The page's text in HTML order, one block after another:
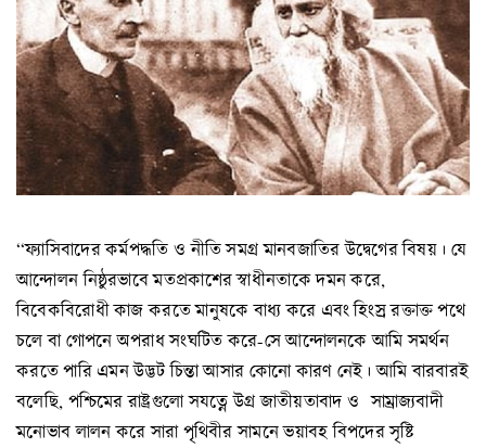
“ফ্যাসিবাদের কর্মপদ্ধতি ও নীতি সমগ্র মানবজাতির উদ্বেগের বিষয়। যে
আন্দোলন নিষ্ঠুরভাবে মতপ্রকাশের স্বাধীনতাকে দমন করে,
বিবেকবিরোধী কাজ করতে মানুষকে বাধ্য করে এবং হিংস্র রক্তাক্ত পথে
চলে বা গোপনে অপরাধ সংঘটিত করে-সে আন্দোলনকে আমি সমর্থন
করতে পারি এমন উদ্ভট চিন্তা আসার কোনো কারণ নেই। আমি বারবারই
বলেছি, পশ্চিমের রাষ্ট্রগুলো সযত্নে উগ্র জাতীয়তাবাদ ও সাম্রাজ্যবাদী
মনোভাব লালন করে সারা পৃথিবীর সামনে ভয়াবহ বিপদের সৃষ্টি